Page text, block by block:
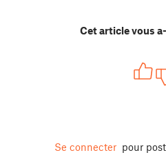
Cet article vous
Se connecter pour